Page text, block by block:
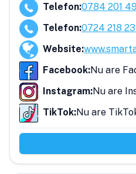
Telefon:0784 201
Telefon:0724 218
Website:
Facebook:Nu are
Instagram:Nu are
TikTok:Nu are